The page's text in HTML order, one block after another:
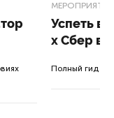
МЕРОПРИЯТИЯ
Успеть
x Сбер в
Полный гид по